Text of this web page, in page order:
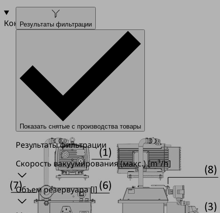
Конструкция
Результаты фильтрации
Показать снятые с производства товары
Результаты фильтрации
Скорость вакуумирования (макс.)[m³/h]
Объем резервуара[l]